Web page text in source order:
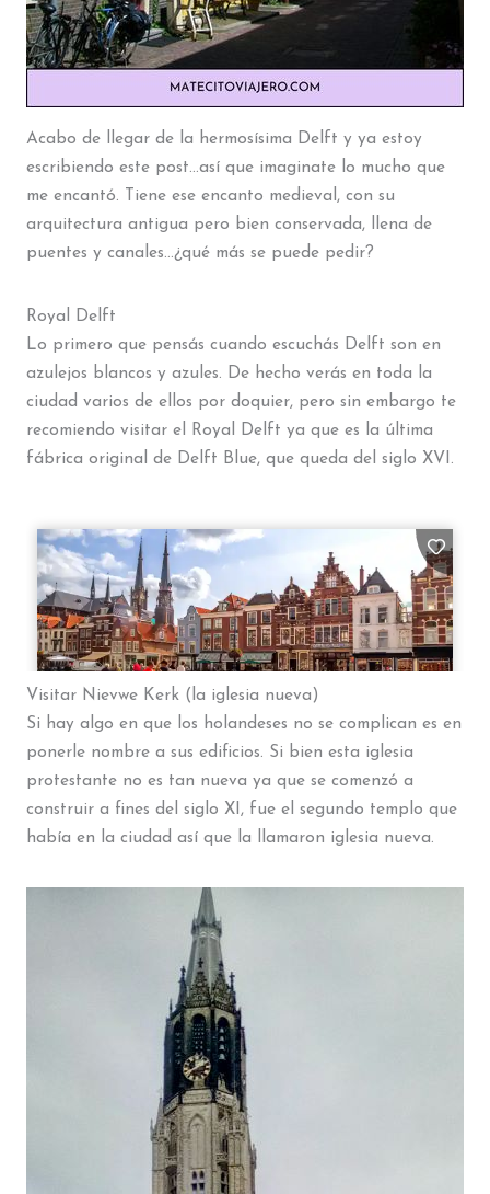
Acabo de llegar de la hermosísima Delft y ya estoy
escribiendo este post…así que imaginate lo mucho que
me encantó. Tiene ese encanto medieval, con su
arquitectura antigua pero bien conservada, llena de
puentes y canales…¿qué más se puede pedir?
Royal Delft
Lo primero que pensás cuando escuchás Delft son en
azulejos blancos y azules. De hecho verás en toda la
ciudad varios de ellos por doquier, pero sin embargo te
recomiendo visitar el Royal Delft ya que es la última
fábrica original de Delft Blue, que queda del siglo XVI.
Visitar Nievwe Kerk (la iglesia nueva)
Si hay algo en que los holandeses no se complican es en
ponerle nombre a sus edificios. Si bien esta iglesia
protestante no es tan nueva ya que se comenzó a
construir a fines del siglo XI, fue el segundo templo que
había en la ciudad así que la llamaron iglesia nueva.